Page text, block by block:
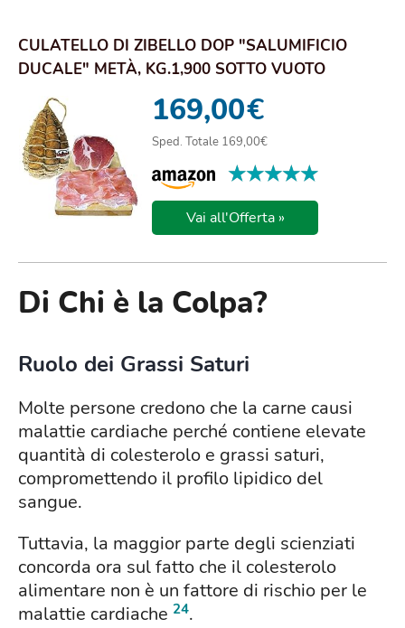
CULATELLO DI ZIBELLO DOP "SALUMIFICIO
DUCALE" METÀ, KG.1,900 SOTTO VUOTO
STAGIONATO 15 ... 169,00€
Sped. Totale 169,00€
★★★★★
★★★★★
Vai all'Offerta »
Di Chi è la Colpa?
Ruolo dei Grassi Saturi
Molte persone credono che la carne causi
malattie cardiache perché contiene elevate
quantità di colesterolo e grassi saturi,
compromettendo il profilo lipidico del
sangue.
Tuttavia, la maggior parte degli scienziati
concorda ora sul fatto che il colesterolo
alimentare non è un fattore di rischio per le
malattie cardiache 24.